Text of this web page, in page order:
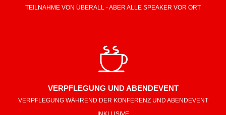
TEILNAHME VON ÜBERALL - ABER ALLE SPEAKER VOR ORT
VERPFLEGUNG UND ABENDEVENT
VERPFLEGUNG WÄHREND DER KONFERENZ UND ABENDEVENT